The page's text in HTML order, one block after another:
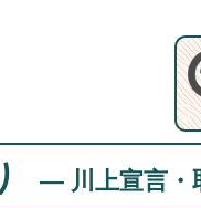
― 川上宣言